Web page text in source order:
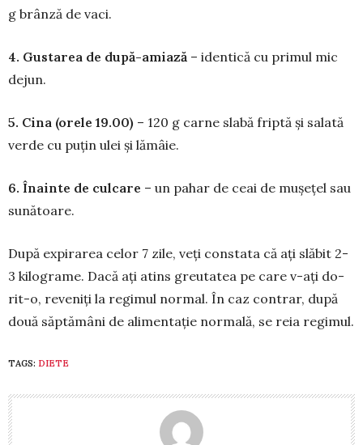
g brânză de vaci.
4. Gustarea de după-amiază – iden­tică cu primul mic
dejun.
5. Cina (orele 19.00) – 120 g carne slabă friptă și salată
ver­de cu puțin ulei și lă­mâie.
6. Înainte de cul­care – un pahar de ceai de mușețel sau
sunătoare.
După expi­ra­rea celor 7 zile, veți con­stata că ați slăbit 2-
3 kilograme. Dacă ați atins gre­utatea pe care v-ați do­
rit-o, re­veniți la re­gimul nor­mal. În caz contrar, după
do­uă săptămâni de ali­mentație nor­mală, se reia regimul.
TAGS: DIETE